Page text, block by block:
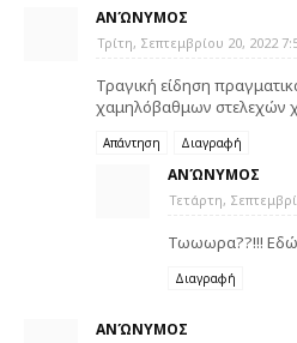
ΑΝΏΝΥΜΟΣ
Τρίτη, Σεπτεμβρίου 20, 2022
Τραγική είδηση
χαμηλόβαθμων στελεχών
Απάντηση Διαγραφή
ΑΝΏΝΥΜΟΣ
Τετάρτη,
Τωωωρα??!!! Εδώ
Διαγραφή
ΑΝΏΝΥΜΟΣ